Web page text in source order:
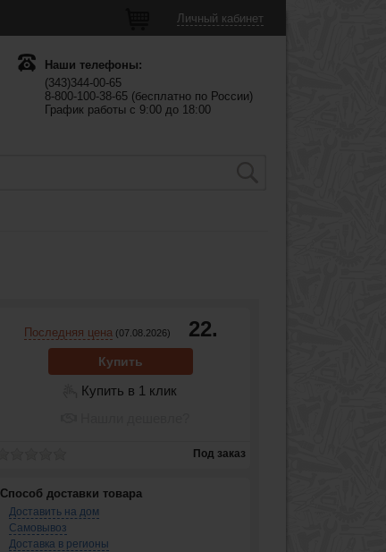
Личный кабинет
Наши телефоны:
(343)344-00-65
8-800-100-38-65 (бесплатно по России)
График работы с 9:00 до 18:00
Последняя цена (07.08.2026) 22.
Купить
Купить в 1 клик
Под заказ
Способ доставки товара
Доставить на дом
Самовывоз
Доставка в регионы